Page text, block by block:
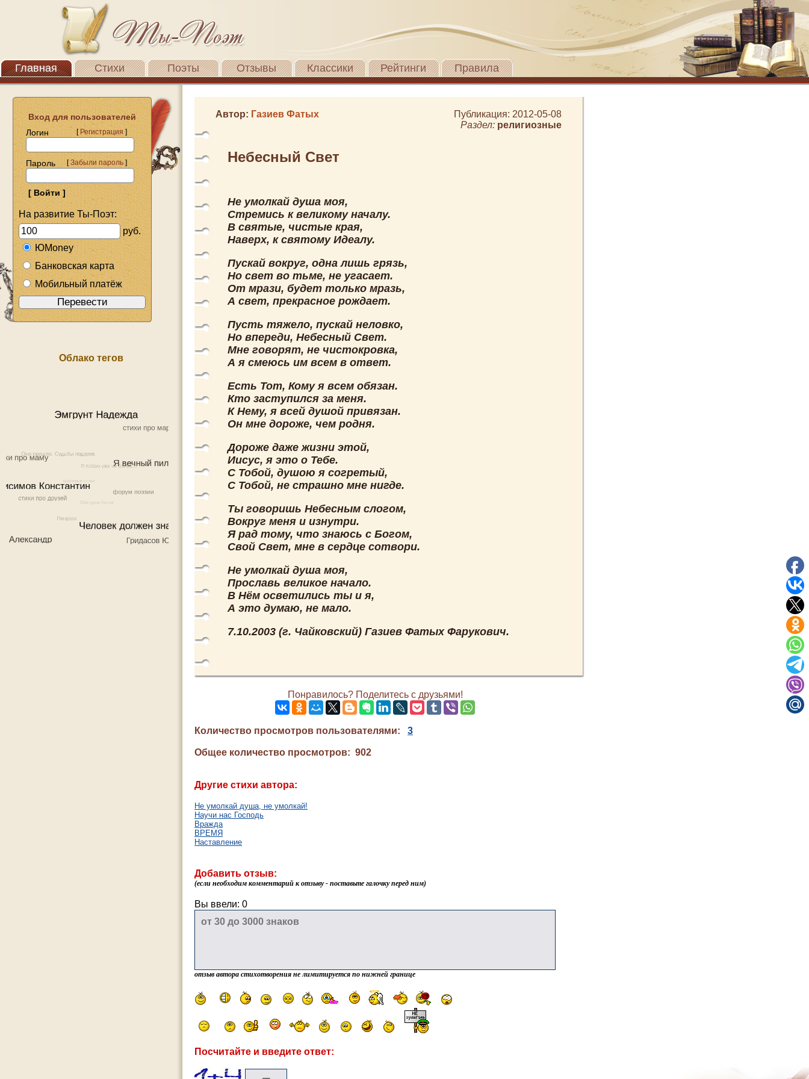
Главная Стихи Поэты Отзывы Классики Рейтинги Правила
Вход для пользователей
Логин
[Регистрация]
Пароль [Забыли пароль]
На развитие Ты-Поэт:
руб.
ЮMoney
Банковская карта
Мобильный платёж
Облако тегов
Автор: Газиев Фатых
Публикация: 2012-05-08
Раздел: религиозные
Небесный Свет
Не умолкай душа моя,
Стремись к великому началу.
В святые, чистые края,
Наверх, к святому Идеалу.
Пускай вокруг, одна лишь грязь,
Но свет во тьме, не угасает.
От мрази, будет только мразь,
А свет, прекрасное рождает.
Пусть тяжело, пускай неловко,
Но впереди, Небесный Свет.
Мне говорят, не чистокровка,
А я смеюсь им всем в ответ.
Есть Тот, Кому я всем обязан.
Кто заступился за меня.
К Нему, я всей душой привязан.
Он мне дороже, чем родня.
Дороже даже жизни этой,
Иисус, я это о Тебе.
С Тобой, душою я согретый,
С Тобой, не страшно мне нигде.
Ты говоришь Небесным слогом,
Вокруг меня и изнутри.
Я рад тому, что знаюсь с Богом,
Свой Свет, мне в сердце сотвори.
Не умолкай душа моя,
Прославь великое начало.
В Нём осветились ты и я,
А это думаю, не мало.
7.10.2003 (г. Чайковский) Газиев Фатых Фарукович.
Понравилось? Поделитесь с друзьями!
Количество просмотров пользователями: 3
Общее количество просмотров: 902
Другие стихи автора:
Не умолкай душа, не умолкай!
Научи нас Господь
Вражда
ВРЕМЯ
Наставление
Добавить отзыв:
(если необходим комментарий к отзыву - поставьте галочку перед ним)
Вы ввели: 0
отзыв автора стихотворения не лимитируется по нижней границе
Посчитайте и введите ответ: